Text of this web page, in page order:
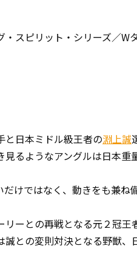
スピリット・シリーズ／W
と日本ミドル級王者の淵上誠
見るようなアングルは日本重
けではなく、動きをも兼ね
ーとの再戦となる元２冠王
との変則対決となる野獣、